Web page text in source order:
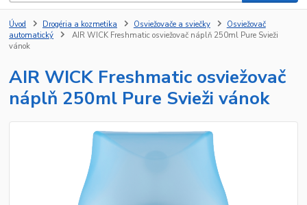
Úvod Drogéria a kozmetika Osviežovače a sviečky
Osviežovač
automatický
AIR WICK Freshmatic osviežovač náplň 250ml Pure Svieži
vánok
AIR WICK Freshmatic osviežovač
náplň 250ml Pure Svieži vánok